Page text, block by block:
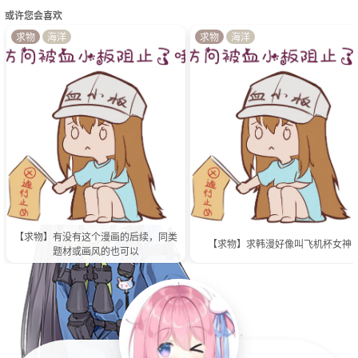
或许您会喜欢
【求物】有没有这个漫画的后续，同类
题材或画风的也可以
求物 海洋
【求物】求韩漫好像叫飞机杯女神
求物 海洋